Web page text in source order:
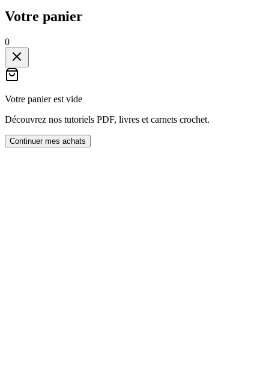
Votre panier
0
Votre panier est vide
Découvrez nos tutoriels PDF, livres et carnets crochet.
Continuer mes achats